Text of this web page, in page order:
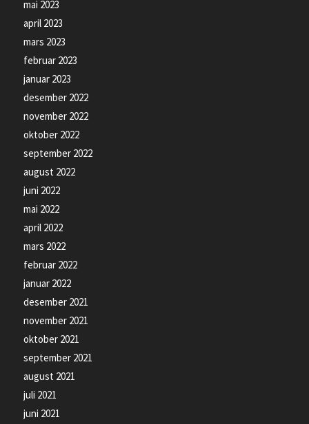
mai 2023
april 2023
mars 2023
februar 2023
januar 2023
desember 2022
november 2022
oktober 2022
september 2022
august 2022
juni 2022
mai 2022
april 2022
mars 2022
februar 2022
januar 2022
desember 2021
november 2021
oktober 2021
september 2021
august 2021
juli 2021
juni 2021